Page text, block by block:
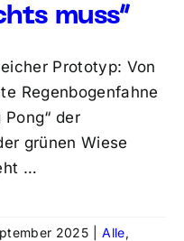
muss“
Prototyp: Von
Regenbogenfahne
der
grünen Wiese
…
2025 Alle,